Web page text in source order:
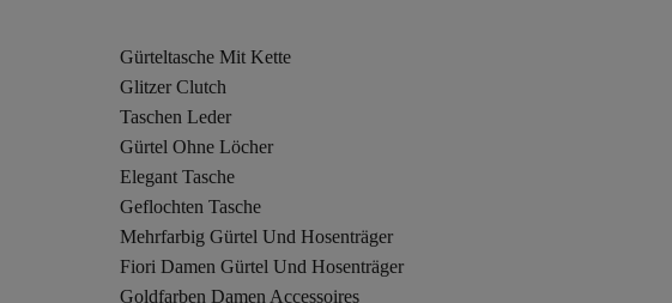
Gürteltasche Mit Kette
Glitzer Clutch
Taschen Leder
Gürtel Ohne Löcher
Elegant Tasche
Geflochten Tasche
Mehrfarbig Gürtel Und Hosenträger
Fiori Damen Gürtel Und Hosenträger
Goldfarben Damen Accessoires